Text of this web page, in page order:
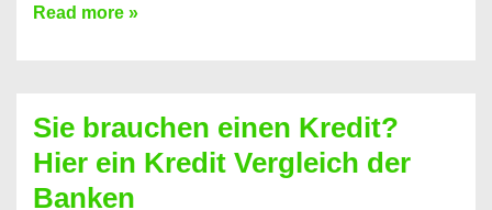
Brauchen
Summe
Geld?
Hier
Read more »
Sie brauchen einen Kredit?
Hier ein Kredit Vergleich der
Banken